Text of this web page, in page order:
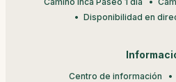
Disponibilidad en
Centro de información